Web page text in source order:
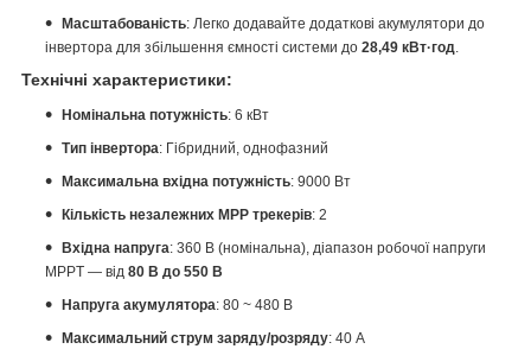
Масштабованість: Легко додавайте додаткові акумулятори до
інвертора для збільшення ємності системи до 28,49 кВт·год
Технічні характеристики:
Номінальна потужність: 6 кВт
Тип інвертора: Гібридний, однофазний
Максимальна вхідна потужність: 9000 Вт
Кількість незалежних MPP трекерів: 2
Вхідна напруга: 360 В (номінальна), діапазон робочої напруги
MPPT — від 80 В до 550 В
Напруга акумулятора: 80 ~ 480 В
Максимальний струм заряду/розряду: 40 А